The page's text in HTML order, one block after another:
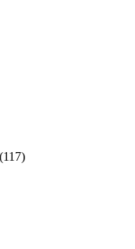
(117)